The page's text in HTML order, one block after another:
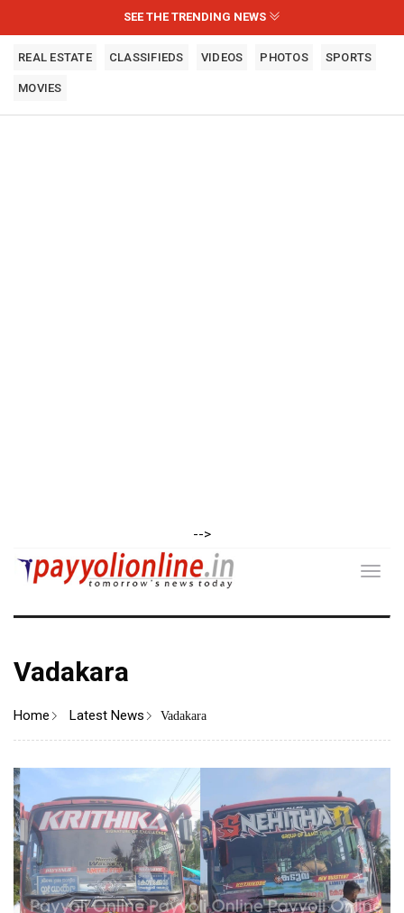
SEE THE TRENDING NEWS
REAL ESTATE CLASSIFIEDS VIDEOS PHOTOS SPORTS
MOVIES
-->
Vadakara
Home Latest News Vadakara